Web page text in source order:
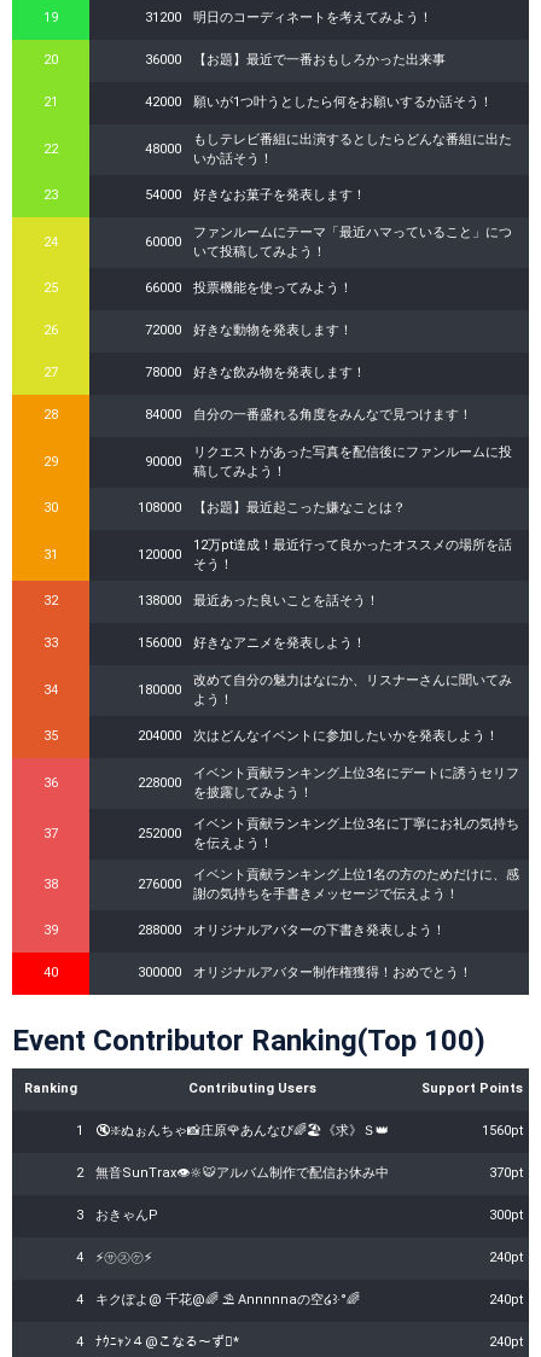
19 31200 明日のコーディネートを考えてみよう！
20 36000 【お題】最近で一番おもしろかった出来事
21 42000 願いが1つ叶うとしたら何をお願いするか話そう！
22 48000
もしテレビ番組に出演するとしたらどんな番組に出た
いか話そう！
23 54000 好きなお菓子を発表します！
24 60000
ファンルームにテーマ「最近ハマっていること」につ
いて投稿してみよう！
25 66000 投票機能を使ってみよう！
26 72000 好きな動物を発表します！
27 78000 好きな飲み物を発表します！
28 84000 自分の一番盛れる角度をみんなで見つけます！
29 90000
リクエストがあった写真を配信後にファンルームに投
稿してみよう！
30 108000 【お題】最近起こった嫌なことは？
31 120000
12万pt達成！最近行って良かったオススメの場所を話
そう！
32 138000 最近あった良いことを話そう！
33 156000 好きなアニメを発表しよう！
34 180000
改めて自分の魅力はなにか、リスナーさんに聞いてみ
よう！
35 204000 次はどんなイベントに参加したいかを発表しよう！
36 228000
イベント貢献ランキング上位3名にデートに誘うセリフ
を披露してみよう！
37 252000
イベント貢献ランキング上位3名に丁寧にお礼の気持ち
を伝えよう！
38 276000
イベント貢献ランキング上位1名の方のためだけに、感
謝の気持ちを手書きメッセージで伝えよう！
39 288000 オリジナルアバターの下書き発表しよう！
40 300000 オリジナルアバター制作権獲得！おめでとう！
Event Contributor Ranking(Top 100)
Ranking Contributing Users Support Points
1 🔇❇️ぬぉんちゃ📸庄原🌹あんなぴ🌈🏖《求》Ｓ👑 1560pt
2 無音SunTrax👁‪🔆‬🐯アルバム制作で配信お休み中 370pt
3 おきゃんP 300pt
4 ⚡㋚㋜㋘⚡ 240pt
4 キクぽよ@ 千花@🌈 ⛱️ Annnnnaの空໒꒱·°🌈 240pt
4 ﾅｳﾆｬﾝ４@こなる〜ず* 240pt